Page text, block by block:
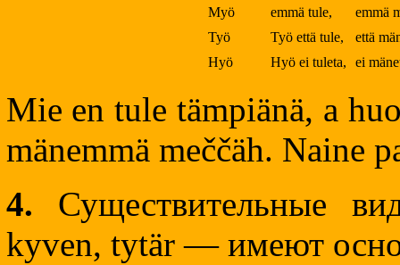
Myö
emmä tule,
emmä
Työ
Työ että tule,
että
Hyö
Hyö ei tuleta, ei
Mie en tule tämpiänä, a
mänemmä meččäh. Naine
4. Существительные
kyven, tytär — имеют